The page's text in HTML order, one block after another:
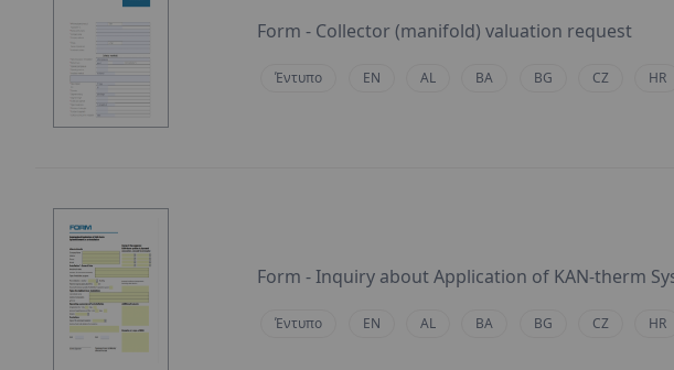
Form - Collector (manifold) valuation request
Έντυπο EN AL BA BG CZ HR
Form - Inquiry about Application of KAN-therm
Έντυπο EN AL BA BG CZ HR